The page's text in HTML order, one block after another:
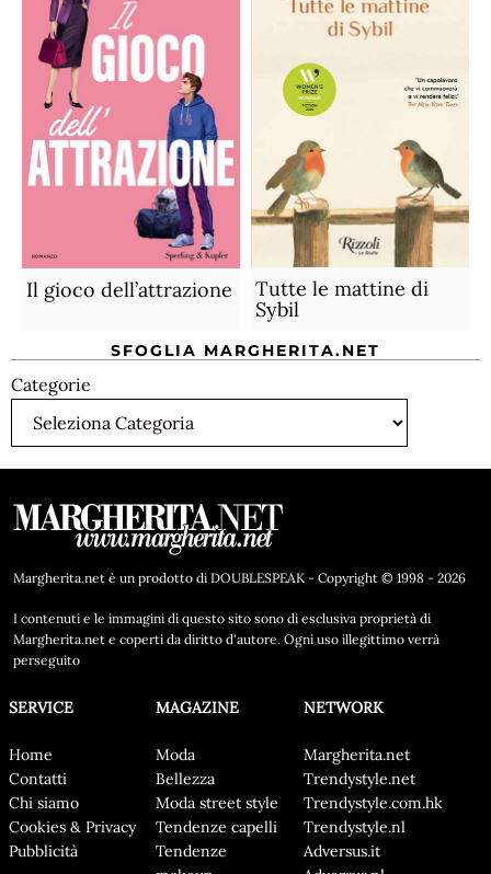
Il gioco dell’attrazione
Tutte le mattine di
Sybil
SFOGLIA MARGHERITA.NET
Categorie
Margherita.net è un prodotto di DOUBLESPEAK - Copyright © 1998 - 2026
I contenuti e le immagini di questo sito sono di esclusiva proprietà di
Margherita.net e coperti da diritto d'autore. Ogni uso illegittimo verrà
perseguito
SERVICE
Home
Contatti
Chi siamo
Cookies & Privacy
Pubblicità
MAGAZINE
Moda
Bellezza
Moda street style
Tendenze capelli
Tendenze
NETWORK
Margherita.net
Trendystyle.net
Trendystyle.com.hk
Trendystyle.nl
Adversus.it